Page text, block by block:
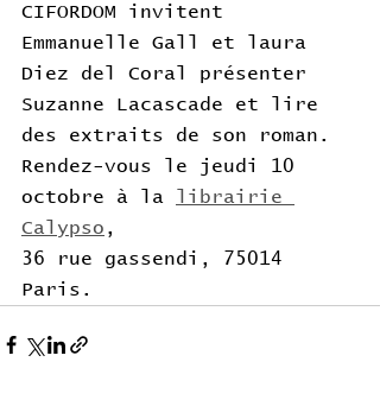
CIFORDOM invitent
Emmanuelle Gall et laura
Diez del Coral présenter
Suzanne Lacascade et lire
des extraits de son roman.
Rendez-vous le jeudi 10
octobre à la
librairie
Calypso ,
36 rue gassendi, 75014
Paris.